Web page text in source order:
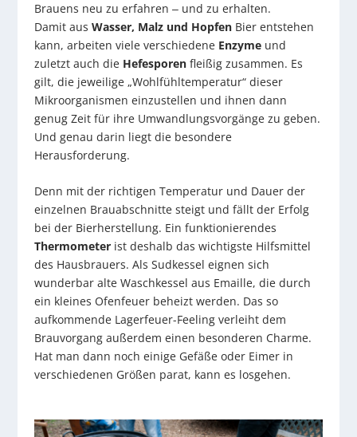
Brauens neu zu erfahren ‒ und zu erhalten.
Damit aus Wasser, Malz und HopfenBier entstehen
kann, arbeiten viele verschiedene Enzymeund
zuletzt auch die Hefesporenfleißig zusammen. Es
gilt, die jeweilige „Wohlfühltemperatur“ dieser
Mikroorganismen einzustellen und ihnen dann
genug Zeit für ihre Umwandlungsvorgänge zu geben.
Und genau darin liegt die besondere
Herausforderung.
Denn mit der richtigen Temperatur und Dauer der
einzelnen Brauabschnitte steigt und fällt der Erfolg
bei der Bierherstellung. Ein funktionierendes
Thermometerist deshalb das wichtigste Hilfsmittel
des Hausbrauers. Als Sudkessel eignen sich
wunderbar alte Waschkessel aus Emaille, die durch
ein kleines Ofenfeuer beheizt werden. Das so
aufkommende Lagerfeuer-Feeling verleiht dem
Brauvorgang außerdem einen besonderen Charme.
Hat man dann noch einige Gefäße oder Eimer in
verschiedenen Größen parat, kann es losgehen.